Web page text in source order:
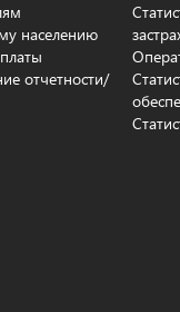
населению
отчетности/